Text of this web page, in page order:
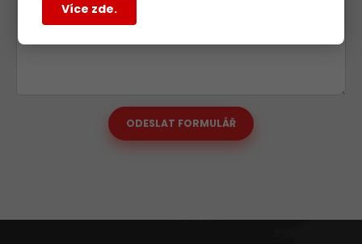
ODESLAT FORMULÁŘ
Více zde.